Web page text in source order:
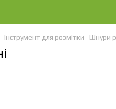
Інструмент для розмітки Шнури